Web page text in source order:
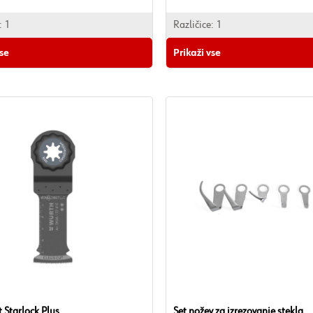
1 Različice: 1
Prikaži vse